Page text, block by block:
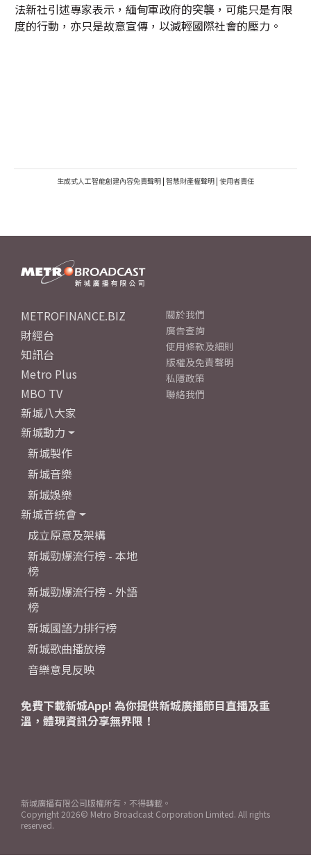
法新社引述專家表示，緬甸軍政府的突襲，可能只是有限
度的行動，亦只是故意宣傳，以減輕國際社會的壓力。
生成式人工智能創建內容免責聲明 | 智慧財產權聲明 | 使用者責任
METROFINANCE.BIZ
財經台
知訊台
Metro Plus
MBO TV
新城八大家
新城動力
新城製作
新城音樂
新城娛樂
新城音統會
成立原意及架構
新城勁爆流行榜 - 本地
榜
新城勁爆流行榜 - 外語
榜
新城國語力排行榜
新城歌曲播放榜
音樂意見反映
關於我們
廣告查詢
使用條款及細則
版權及免責聲明
私隱政策
聯絡我們
免費下載新城App! 為你提供新城廣播節目直播及重
溫，體現資訊分享無界限！
新城廣播有限公司版權所有，不得轉載。
Copyright 2026© Metro Broadcast Corporation Limited. All rights
reserved.